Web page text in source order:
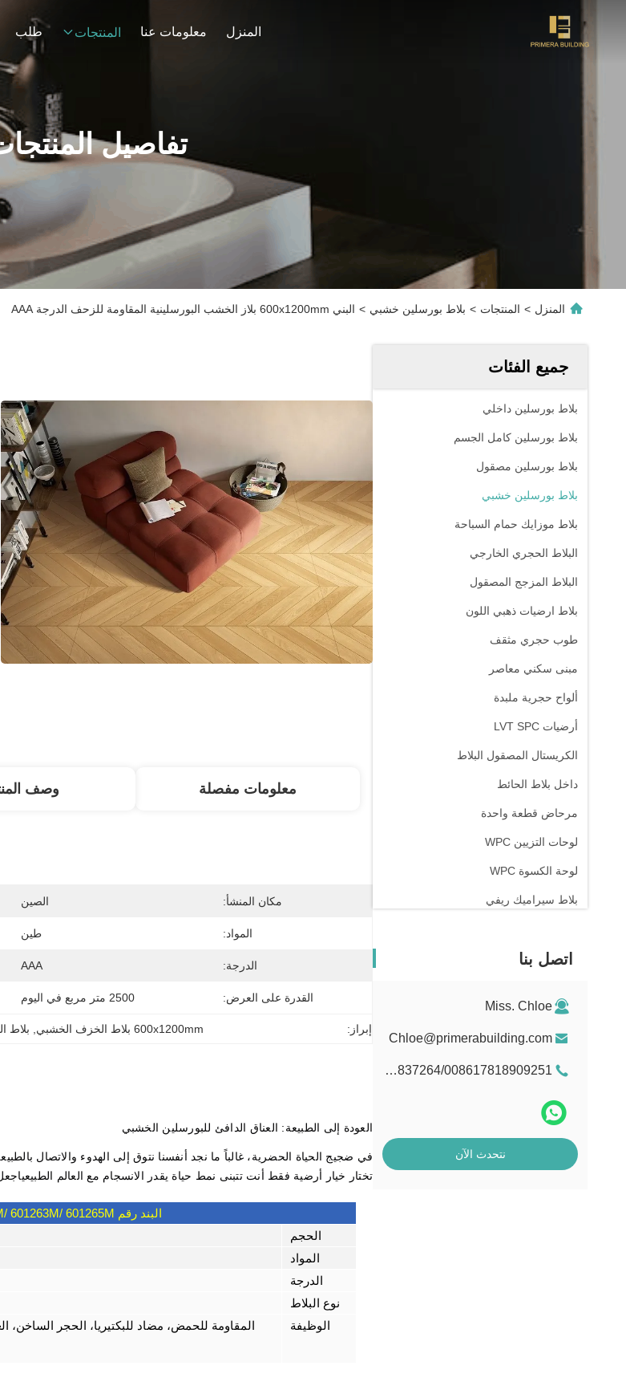
المنزل معلومات عنا المنتجات طلب
تفاصيل
المنزل > المنتجات > بلاط بورسلين خشبي > البني 600x1200mm بلاز الخشب البورسلينية المقاومة للزحف الدرجة AAA
جميع الفئات
بلاط بورسلين داخلي
بلاط بورسلين كامل الجسم
بلاط بورسلين مصقول
بلاط بورسلين خشبي
بلاط موزايك حمام السباحة
البلاط الحجري الخارجي
البلاط المزجج المصقول
بلاط ارضيات ذهبي اللون
طوب حجري مثقف
مبنى سكني معاصر
ألواح حجرية ملبدة
أرضيات LVT SPC
الكريستال المصقول البلاط
داخل بلاط الحائط
مرحاض قطعة واحدة
لوحات التزيين WPC
لوحة الكسوة WPC
بلاط سيراميك ريفي
اتصل بنا
Miss. Chloe
Chloe@primerabuilding.com
008615103837264/008617818909251
نتحدث الآن
معلومات مفصلة وصف
مكان المنشأ: الصين
المواد: طين
الدرجة: AAA
القدرة على العرض: 2500 متر مربع في اليوم
إبراز: 600x1200mm بلاط الخزف الخشبي بلاط
العودة إلى الطبيعة: العناق الدافئ للبورسلين الخشبي
في ضجيج الحياة الحضرية، غالباً ما نجد أنفسنا نتوق إلى الهدوء والاتصال
تختار خيار أرضية فقط أنت تتبنى نمط حياة يقدر الانسجام مع العالم
البند رقم 601260M/ 601261M/ 601262M/ 601263M/ 601265M
الحجم
المواد
الدرجة
نوع البلاط
الوظيفة
المقاومة للحمض، مضاد للبكتيريا، الحجر الساخن،